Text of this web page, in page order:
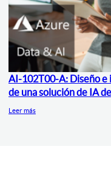
AI-102T00-A: Diseño e
de una solución de IA
Leer más